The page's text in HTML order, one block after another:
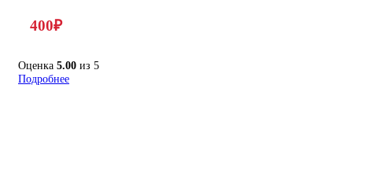
400₽
Оценка 5.00 из 5
Подробнее